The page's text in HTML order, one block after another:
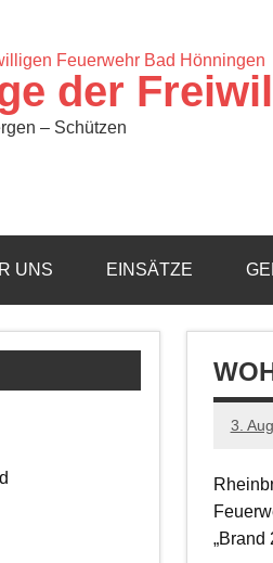
der
– Schützen
UNS EINSÄTZE
3.
„Brand